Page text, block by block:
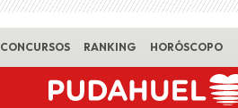
CONCURSOS RANKING HORÓSCOPO